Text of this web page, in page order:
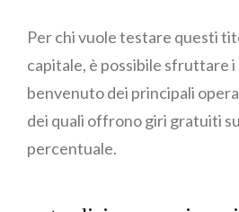
Per chi vuole testare questi
capitale, è possibile sfruttare i
benvenuto dei principali
dei quali offrono giri gratuiti
percentuale.